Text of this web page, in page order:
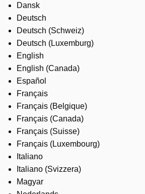
Dansk
Deutsch
Deutsch (Schweiz)
Deutsch (Luxemburg)
English
English (Canada)
Español
Français
Français (Belgique)
Français (Canada)
Français (Suisse)
Français (Luxembourg)
Italiano
Italiano (Svizzera)
Magyar